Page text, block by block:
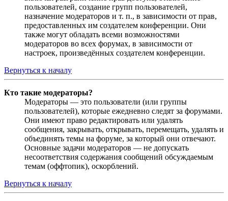
пользователей, создание групп пользователей,
назначение модераторов и т. п., в зависимости от прав,
предоставленных им создателем конференции. Они
также могут обладать всеми возможностями
модераторов во всех форумах, в зависимости от
настроек, произведённых создателем конференции.
Вернуться к началу
Кто такие модераторы?
Модераторы — это пользователи (или группы
пользователей), которые ежедневно следят за форумами.
Они имеют право редактировать или удалять
сообщения, закрывать, открывать, перемещать, удалять и
объединять темы на форуме, за который они отвечают.
Основные задачи модераторов — не допускать
несоответствия содержания сообщений обсуждаемым
темам (оффтопик), оскорблений.
Вернуться к началу